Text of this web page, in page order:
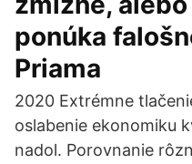
ponúka
Priama
2020 Extrémne
oslabenie ekonomiku
nadol. Porovnanie